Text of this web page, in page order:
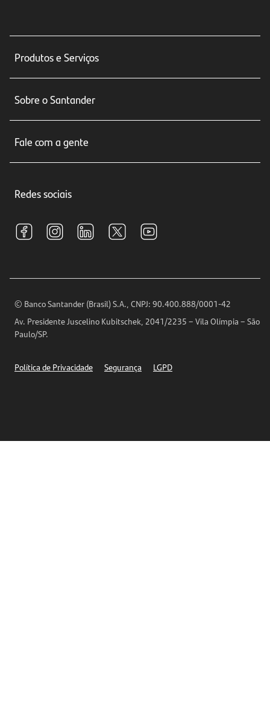
Produtos e Serviços
Seguros
Crédito e Financiamentos
Investimentos
Sobre o Santander
Relações com Investidores
Fale com a gente
Central de Renegociação
S.A.C
Encontre nossas agências
Horários de Atendimento
Telefones
Redes sociais
© Banco Santander (Brasil) S.A., CNPJ: 90.400.888/0001-42
Av. Presidente Juscelino Kubitschek, 2041/2235 – Vila Olímpia – São
Paulo/SP.
Política de Privacidade Segurança LGPD